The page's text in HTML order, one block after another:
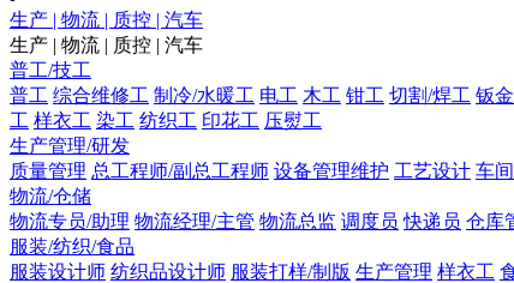
生产 | 物流 | 质控 | 汽车
生产 | 物流 | 质控 | 汽车
普工/技工
普工 综合维修工 制冷/水暖工 电工 木工 钳工 切割/焊工 钣
工 样衣工 染工 纺织工 印花工 压熨工
生产管理/研发
质量管理 总工程师/副总工程师 设备管理维护 工艺设计 车
物流/仓储
物流专员/助理 物流经理/主管 物流总监 调度员 快递员 仓库
服装/纺织/食品
服装设计师 纺织品设计师 服装打样/制版 生产管理 样衣工